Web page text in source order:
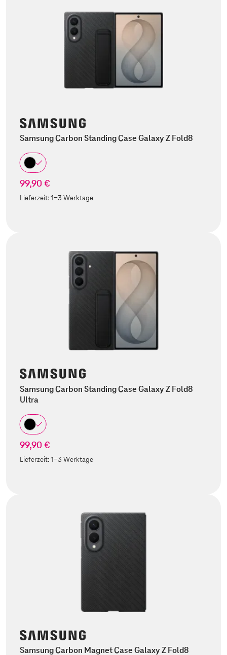
Samsung Carbon Standing Case Galaxy Z Fold8
99,90 €
Lieferzeit:1-3 Werktage
Samsung Carbon Standing Case Galaxy Z Fold8
Ultra
99,90 €
Lieferzeit:1-3 Werktage
Samsung Carbon Magnet Case Galaxy Z Fold8